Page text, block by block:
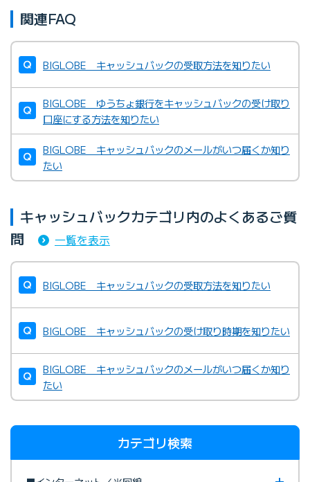
関連FAQ
BIGLOBE キャッシュバックの受取方法を知りたい
BIGLOBE ゆうちょ銀行をキャッシュバックの受け取り
口座にする方法を知りたい
BIGLOBE キャッシュバックのメールがいつ届くか知り
たい
キャッシュバックカテゴリ内のよくあるご質
問
一覧を表示
BIGLOBE キャッシュバックの受取方法を知りたい
BIGLOBE キャッシュバックの受け取り時期を知りたい
BIGLOBE キャッシュバックのメールがいつ届くか知り
たい
カテゴリ検索